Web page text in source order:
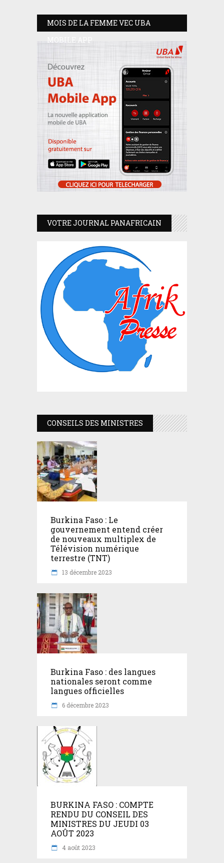
MOIS DE LA FEMME VEC UBA
MOBILE APP
VOTRE JOURNAL PANAFRICAIN
CONSEILS DES MINISTRES
Burkina Faso : Le
gouvernement entend créer
de nouveaux multiplex de
Télévision numérique
terrestre (TNT)
13 décembre 2023
Burkina Faso : des langues
nationales seront comme
langues officielles
6 décembre 2023
BURKINA FASO : COMPTE
RENDU DU CONSEIL DES
MINISTRES DU JEUDI 03
AOÛT 2023
4 août 2023